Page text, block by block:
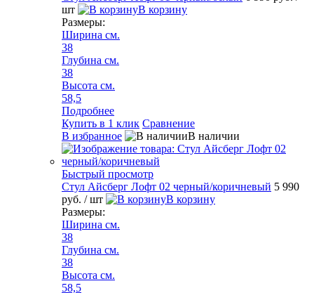
шт
В корзину
Размеры:
Ширина см.
38
Глубина см.
38
Высота см.
58,5
Подробнее
Купить в 1 клик Сравнение
В избранное
В наличии
Быстрый просмотр
Стул Айсберг Лофт 02 черный/коричневый 5 990
руб. / шт
В корзину
Размеры:
Ширина см.
38
Глубина см.
38
Высота см.
58,5